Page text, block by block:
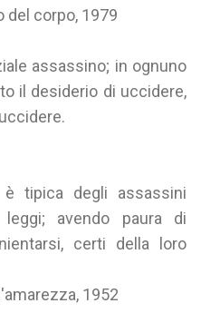
del corpo, 1979
assassino; in ognuno
il desiderio di uccidere,
tipica degli assassini
avendo paura di
certi della loro
1952